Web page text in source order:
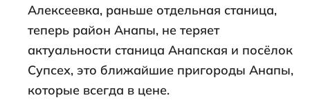
Алексеевка, раньше отдельная станица,
теперь район Анапы, не теряет
актуальности станица Анапская и посёлок
Супсех, это ближайшие пригороды Анапы,
которые всегда в цене.